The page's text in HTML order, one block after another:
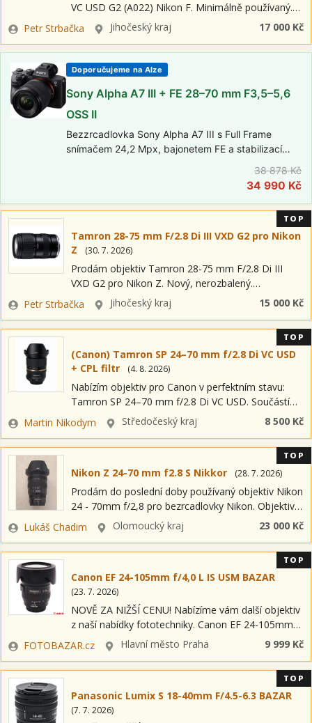
VC USD G2 (A022) Nikon F. Minimálně používaný.
Upřednostňuji osobní předání a vyzkoušení při
předání.
Zadavatel
Petr Strbačka LokalitaJihočeský kraj 17 000 Kč
Doporučujeme na Alze
Sony Alpha A7 III + FE 28–70 mm F3,5–5,6
OSS II
Bezzrcadlovka Sony Alpha A7 III s Full Frame
snímačem 24,2 Mpx, bajonetem FE a stabilizací
2,36 Mpx, výklopný dotykový displej, video ve 4K.
38 878 Kč
34 990 Kč
Tamron 28-75 mm F/2.8 Di III VXD G2 pro Nikon
Z
(30. 7. 2026)
Prodám objektiv Tamron 28-75 mm F/2.8 Di III
VXD G2 pro Nikon Z. Nový, nerozbalený.
Zakoupeno v české distribuci v prosinci 2025. Petr
Strbačka strbacka@fototrade.cz tel.: 602 271…
Zadavatel
Petr Strbačka LokalitaJihočeský kraj 15 000 Kč
TOP
(Canon) Tamron SP 24–70 mm f/2.8 Di VC USD
+ CPL filtr
(4. 8. 2026)
Nabízím objektiv pro Canon v perfektním stavu:
Tamron SP 24–70 mm f/2.8 Di VC USD. Součástí
objektivu je sluneční clona a značkový CPL filtr
Hoya. Lokalita: Praha -…
Zadavatel
Martin Nikodym LokalitaStředočeský kraj 8 500 Kč
TOP
Nikon Z 24-70 mm f2.8 S Nikkor (28. 7. 2026)
Prodám do poslední doby používaný objektiv Nikon
24 - 70mm f/2,8 pro bezrcadlovky Nikon. Objektiv
je plně funkční. Důvod prodeje je přechod na SII.
Jednou mi spadl z…
Zadavatel
Lukáš Chadim Lokalita
Olomoucký kraj 23 000 Kč
TOP
Canon EF 24-105mm f/4,0 L IS USM BAZAR
(23. 7. 2026)
NOVĚ ZA NIŽŠÍ CENU! Nabízíme vám další objektiv
z naší nabídky fototechniky. Canon EF 24-105mm
f/4,0 L IS USM BAZAR Jedná se o bazarovou
položku. Nabízený produkt si…
Zadavatel
FOTOBAZAR.cz LokalitaHlavní město Praha 9 999 Kč
TOP
Panasonic Lumix S 18-40mm F/4.5-6.3 BAZAR
(7. 7. 2026)
TOP